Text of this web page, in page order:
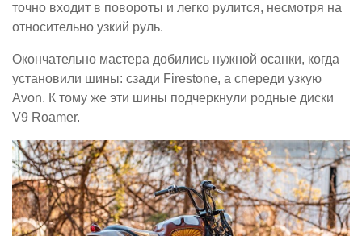
точно входит в повороты и легко рулится, несмотря на
относительно узкий руль.
Окончательно мастера добились нужной осанки, когда
установили шины: сзади Firestone, а спереди узкую
Avon. К тому же эти шины подчеркнули родные диски
V9 Roamer.